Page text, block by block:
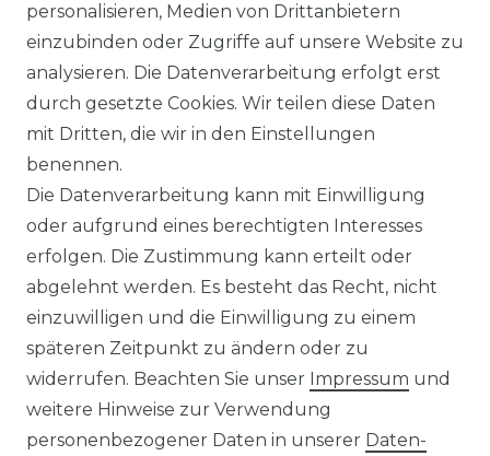
CASAMODA - Casual - Freizeit
Hemd (126130250)
ab 39,99 € *
Impressum Daten­schutz­erklärung
personalisieren, Medien von Drittanbietern
einzubinden oder Zugriffe auf unsere Website zu
analysieren. Die Datenverarbeitung erfolgt erst
durch gesetzte Cookies. Wir teilen diese Daten
mit Dritten, die wir in den Einstellungen
benennen.
Die Datenverarbeitung kann mit Einwilligung
oder aufgrund eines berechtigten Interesses
erfolgen. Die Zustimmung kann erteilt oder
abgelehnt werden. Es besteht das Recht, nicht
einzuwilligen und die Einwilligung zu einem
späteren Zeitpunkt zu ändern oder zu
widerrufen. Beachten Sie unser Impressum und
weitere Hinweise zur Verwendung
personenbezogener Daten in unserer Daten­